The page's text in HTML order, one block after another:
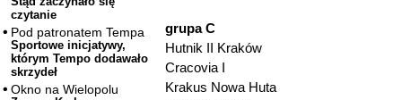
czytanie
Pod patronatem Tempa
Sportowe inicjatywy,
którym Tempo dodawało
skrzydeł
Okno na Wielopolu
grupa C
Hutnik II Kraków
Cracovia I
Krakus Nowa Huta